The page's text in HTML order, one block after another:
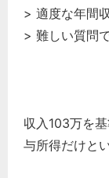
> 適度な年間
> 難しい質問
収入103万を
与所得だけと